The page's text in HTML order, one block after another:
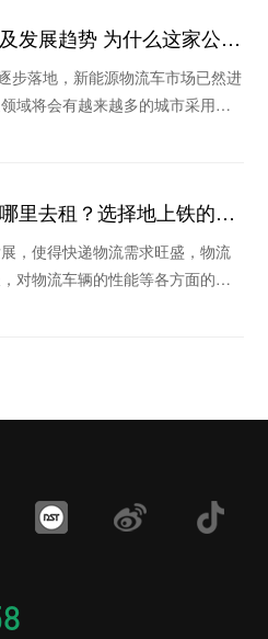
什么这家公司
步落地，新能源物流车市场已然进
域将会有越来越多的城市采用新
里去租？选择地上铁的理
，使得快递物流需求旺盛，物流
对物流车辆的性能等各方面的要